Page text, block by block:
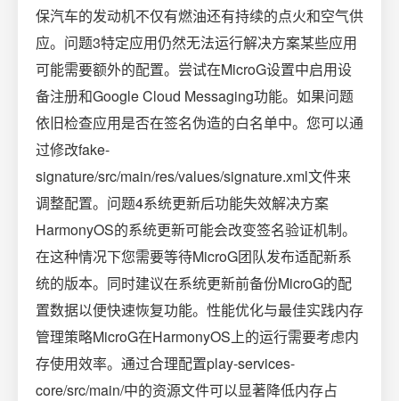
保汽车的发动机不仅有燃油还有持续的点火和空气供
应。问题3特定应用仍然无法运行解决方案某些应用
可能需要额外的配置。尝试在MicroG设置中启用设
备注册和Google Cloud Messaging功能。如果问题
依旧检查应用是否在签名伪造的白名单中。您可以通
过修改fake-
signature/src/main/res/values/signature.xml文件来
调整配置。问题4系统更新后功能失效解决方案
HarmonyOS的系统更新可能会改变签名验证机制。
在这种情况下您需要等待MicroG团队发布适配新系
统的版本。同时建议在系统更新前备份MicroG的配
置数据以便快速恢复功能。性能优化与最佳实践内存
管理策略MicroG在HarmonyOS上的运行需要考虑内
存使用效率。通过合理配置play-services-
core/src/main/中的资源文件可以显著降低内存占